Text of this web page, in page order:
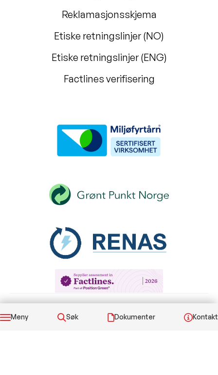
Reklamasjonsskjema
Etiske retningslinjer (NO)
Etiske retningslinjer (ENG)
Factlines verifisering
© 2026 Elis Elektro AS. All rettigheter reservert.
Meny Søk Dokumenter Kontakt